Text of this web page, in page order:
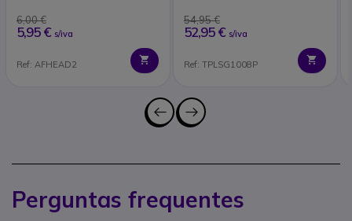
6,00 €
5,95 € s/iva
Ref: AFHEAD2
54,95 €
52,95 € s/iva
Ref: TPLSG1008P
Perguntas frequentes